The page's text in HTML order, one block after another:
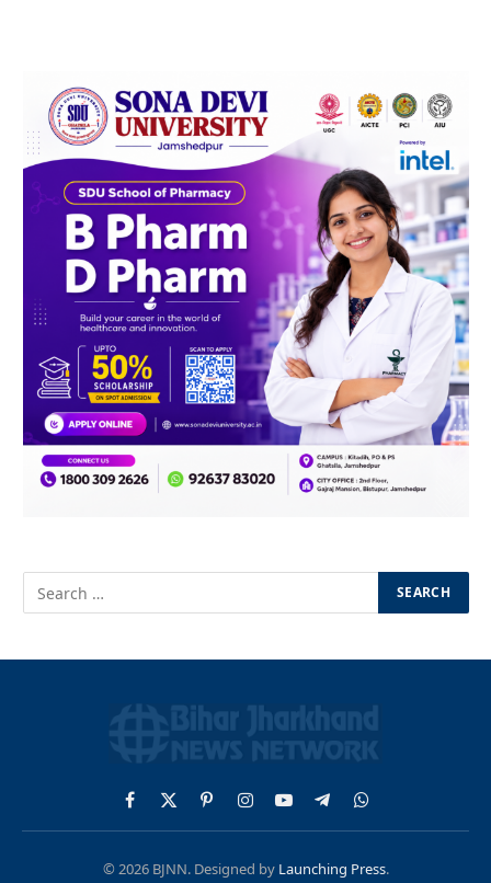
Facebook
X
(Twitter)
PinterestInstagram
YouTubeTelegramWhatsApp
© 2026 BJNN. Designed by Launching Press.